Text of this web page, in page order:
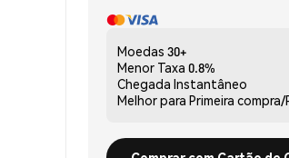
Moedas 30+
Menor Taxa 0.8%
Chegada Instantâneo
Melhor para Primeira